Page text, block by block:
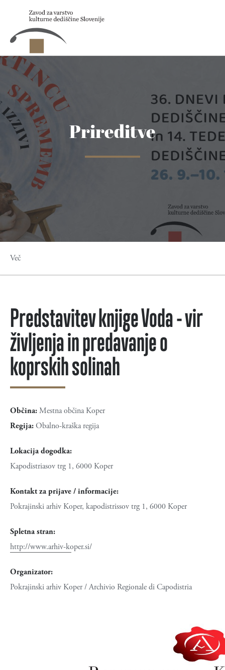
Skip to main content
Prireditve
Več
Predstavitev knjige Voda - vir
življenja in predavanje o
koprskih solinah
Občina:Mestna občina Koper
Regija:Obalno-kraška regija
Lokacija dogodka:
Kapodistriasov trg 1, 6000 Koper
Kontakt za prijave / informacije:
Pokrajinski arhiv Koper, kapodistrissov trg 1, 6000 Koper
Spletna stran:
http://www.arhiv-koper.si/
Organizator:
Pokrajinski arhiv Koper / Archivio Regionale di Capodistria